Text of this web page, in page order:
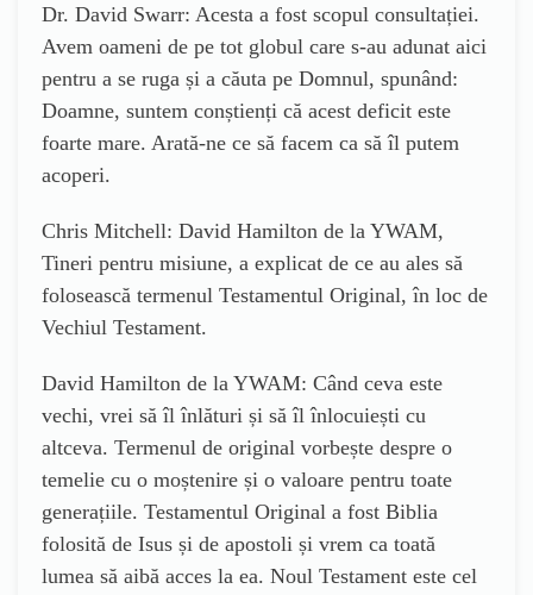
Dr. David Swarr: Acesta a fost scopul consultației.
Avem oameni de pe tot globul care s-au adunat aici
pentru a se ruga și a căuta pe Domnul, spunând:
Doamne, suntem conștienți că acest deficit este
foarte mare. Arată-ne ce să facem ca să îl putem
acoperi.
Chris Mitchell: David Hamilton de la YWAM,
Tineri pentru misiune, a explicat de ce au ales să
folosească termenul Testamentul Original, în loc de
Vechiul Testament.
David Hamilton de la YWAM: Când ceva este
vechi, vrei să îl înlături și să îl înlocuiești cu
altceva. Termenul de original vorbește despre o
temelie cu o moștenire și o valoare pentru toate
generațiile. Testamentul Original a fost Biblia
folosită de Isus și de apostoli și vrem ca toată
lumea să aibă acces la ea. Noul Testament este cel